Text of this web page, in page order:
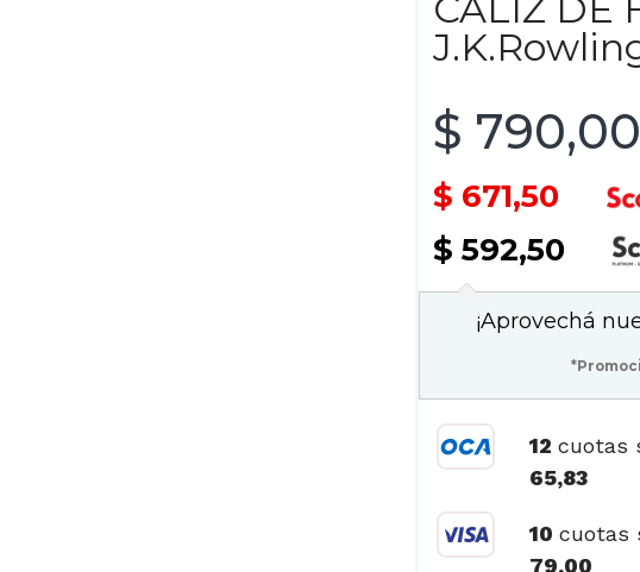
$ 790,00
$ 671,50
$ 592,50
¡Aprovechá
12cuotas
65,83
10cuotas
79,00